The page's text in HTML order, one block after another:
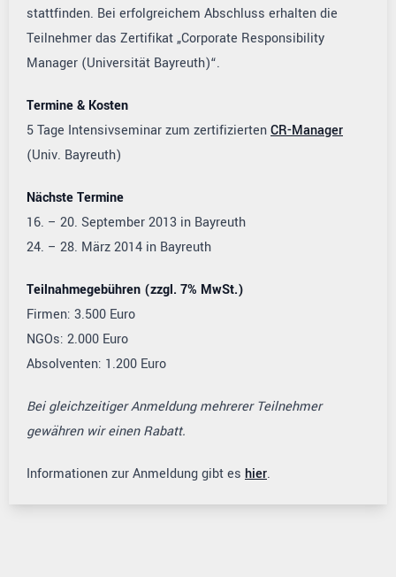
stattfinden. Bei erfolgreichem Abschluss erhalten die
Teilnehmer das Zertifikat „Corporate Responsibility
Manager (Universität Bayreuth)“.
Termine & Kosten
5 Tage Intensivseminar zum zertifiziertenCR-Manager
(Univ. Bayreuth)
Nächste Termine
16. – 20. September 2013 in Bayreuth
24. – 28. März 2014 in Bayreuth
Teilnahmegebühren (zzgl. 7% MwSt.)
Firmen: 3.500 Euro
NGOs: 2.000 Euro
Absolventen: 1.200 Euro
Bei gleichzeitiger Anmeldung mehrerer Teilnehmer
gewähren wir einen Rabatt.
Informationen zur Anmeldung gibt es hier.